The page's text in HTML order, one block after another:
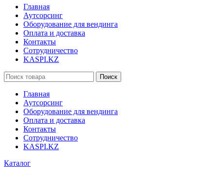
Главная
Аутсорсинг
Оборудование для вендинга
Оплата и доставка
Контакты
Сотрудничество
KASPI.KZ
Поиск
Главная
Аутсорсинг
Оборудование для вендинга
Оплата и доставка
Контакты
Сотрудничество
KASPI.KZ
Каталог